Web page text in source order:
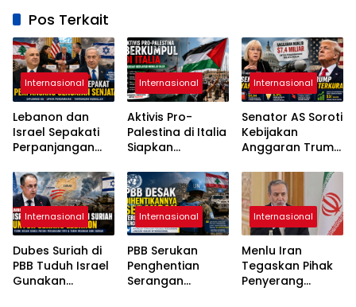
Pos Terkait
Internasional
Lebanon dan
Israel Sepakati
Perpanjangan
Senjata Selama
Tiga Minggu
Internasional
Aktivis Pro-
Palestina di Italia
Siapkan
Kemanusiaan
Menuju Gaza
Internasional
Senator AS Soroti
Kebijakan
Anggaran Trump
Lonjakan Biaya
Hidup
Internasional
Dubes Suriah di
PBB Tuduh Israel
Gunakan
Internasional
PBB Serukan
Penghentian
Serangan
Internasional
Menlu Iran
Tegaskan Pihak
Penyerang